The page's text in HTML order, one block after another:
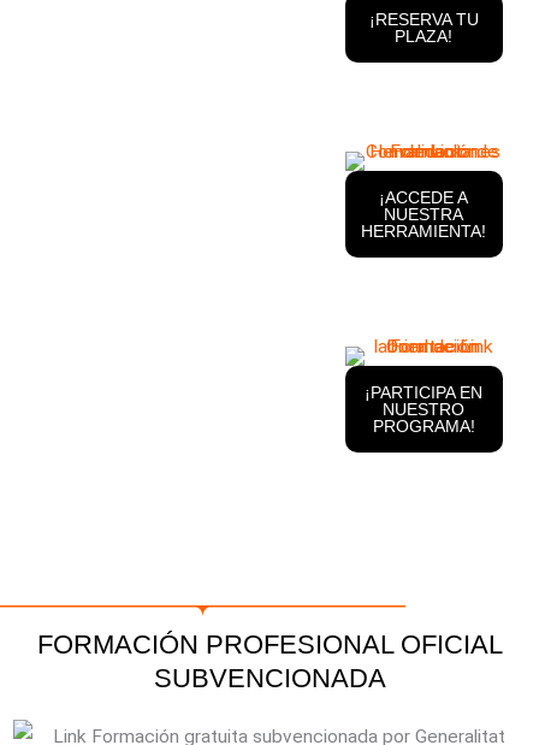
¡RESERVA TU
PLAZA!
¡ACCEDE A
NUESTRA
HERRAMIENTA!
¡PARTICIPA EN
NUESTRO
PROGRAMA!
FORMACIÓN PROFESIONAL OFICIAL
SUBVENCIONADA